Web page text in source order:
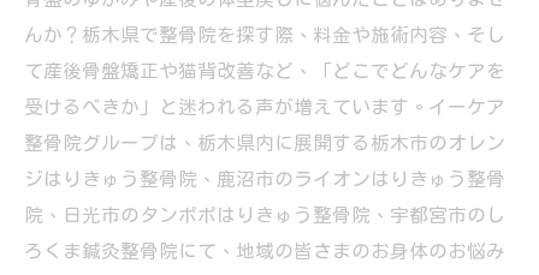
んか？栃木県で整骨院を探す際、料金や施術内容、そし
て産後骨盤矯正や猫背改善など、「どこでどんなケアを
受けるべきか」と迷われる声が増えています。イーケア
整骨院グループは、栃木県内に展開する栃木市のオレン
ジはりきゅう整骨院、鹿沼市のライオンはりきゅう整骨
院、日光市のタンポポはりきゅう整骨院、宇都宮市のし
ろくま鍼灸整骨院にて、地域の皆さまのお身体のお悩み